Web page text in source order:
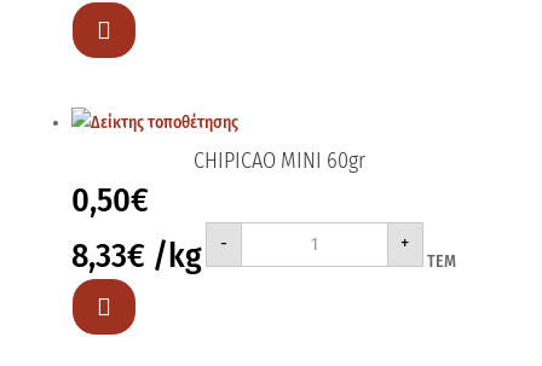

CHIPICAO MINI 60gr
0,50€
8,33€ /kg -
CHIPICAO
60gr
+
ΤΕΜ
